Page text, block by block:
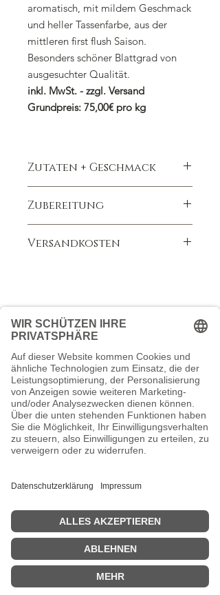
aromatisch, mit mildem Geschmack
und heller Tassenfarbe, aus der
mittleren first flush Saison.
Besonders schöner Blattgrad von
ausgesuchter Qualität.
inkl. MwSt. - zzgl. Versand
Grundpreis: 75,00€ pro kg
Zutaten + Geschmack
Darjeeling ist ein blumig spritziger
First Flush, der durch seine helle
besonders aromatische Tasse
überzeugt.
Zubereitung
Kochendes Wasser
Versandkosten
EUR
Ab einem Bestellwert von 29,00 €
liefern wir versandkostenfrei.
Kontakt
TEEspresso
Mankhauser Str.1
42699 Solingen
0212 - 881 316 66
Schreib uns eine Mail
Vertrag widerrufen
VERSANDKOSTENFREI ab 29€.
Zahlung mit PayPal, Kreditkarte oder
Kauf auf Rechnung